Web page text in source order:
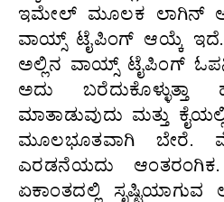
ಇಮೇಲ್ ಮೂಲಕ ಲಾಗಿನ್
ವಾಯ್ಸ್ ಟೈಪಿಂಗ್ ಆಯ್ಕೆ
ಅಲ್ಲಿನ ವಾಯ್ಸ್ ಟೈಪಿಂಗ್
ಅದು ಬರೆದುಕೊಳ್ಳುತ್ತಾ
ಮಾತಾಡುವುದು ಮತ್ತು
ಮೂಲಭೂತವಾಗಿ ಬೇರೆ.
ಎರಡನೆಯದು
ಏಕಾಂತದಲ್ಲಿ